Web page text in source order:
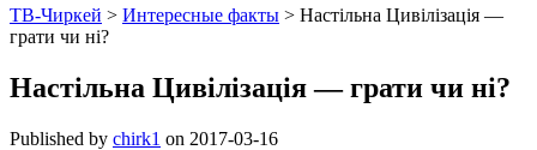
ТВ-Чиркей > Интересные факты > Настільна Цивілізація —
грати чи ні?
Настільна Цивілізація — грати чи ні?
Published by chirk1 on 2017-03-16